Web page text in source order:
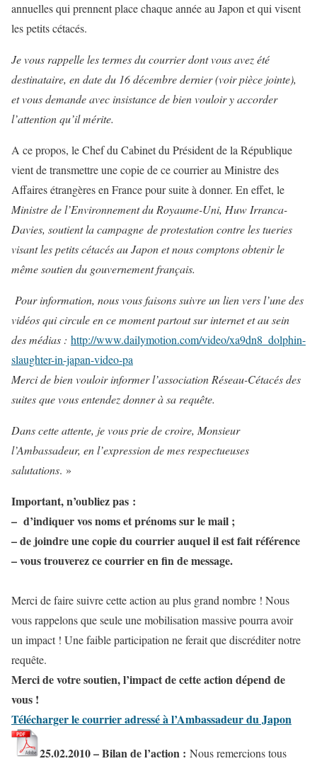
annuelles qui prennent place chaque année au Japon et qui visent
les petits cétacés.
Je vous rappelle les termes du courrier dont vous avez été
destinataire, en date du 16 décembre dernier (voir pièce jointe),
et vous demande avec insistance de bien vouloir y accorder
l’attention qu’il mérite.
A ce propos, le Chef du Cabinet du Président de la République
vient de transmettre une copie de ce courrier au Ministre des
Affaires étrangères en France pour suite à donner. En effet, le
Ministre de l’Environnement du Royaume-Uni, Huw Irranca-
Davies, soutient la campagne de protestation contre les tueries
visant les petits cétacés au Japon et nous comptons obtenir le
même soutien du gouvernement français.
Pour information, nous vous faisons suivre un lien vers l’une des
vidéos qui circule en ce moment partout sur internet et au sein
des médias : http://www.dailymotion.com/video/xa9dn8_dolphin-
slaughter-in-japan-video-pa
Merci de bien vouloir informer l’association Réseau-Cétacés des
suites que vous entendez donner à sa requête.
Dans cette attente, je vous prie de croire, Monsieur
l’Ambassadeur, en l’expression de mes respectueuses
salutations. »
Important, n’oubliez pas :
– d’indiquer vos noms et prénoms sur le mail ;
– de joindre une copie du courrier auquel il est fait référence
– vous trouverez ce courrier en fin de message.
Merci de faire suivre cette action au plus grand nombre ! Nous
vous rappelons que seule une mobilisation massive pourra avoir
un impact ! Une faible participation ne ferait que discréditer notre
requête.
Merci de votre soutien, l’impact de cette action dépend de
vous !
Télécharger le courrier adressé à l’Ambassadeur du Japon
25.02.2010 – Bilan de l’action : Nous remercions tous